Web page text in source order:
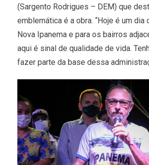
(Sargento Rodrigues – DEM) que
emblemática é a obra. “Hoje é um dia
Nova Ipanema e para os bairros
aqui é sinal de qualidade de vida.
fazer parte da base dessa